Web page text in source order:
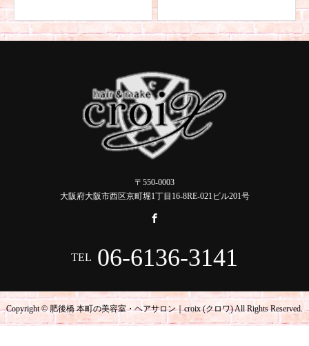
〒550-0003
大阪府大阪市西区京町堀1丁目16-8RE-021ビル201号
TEL 06-6136-3141
Copyright © 肥後橋 本町の美容室・ヘアサロン｜croix (クロワ) All Rights Reserved.